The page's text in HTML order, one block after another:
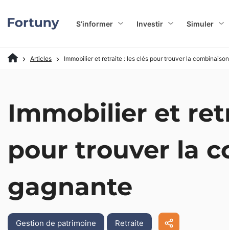
S’informer Investir Simuler
Articles Immobilier et retraite : les clés pour trouver la
Immobilier et
pour trouver la
gagnante
Gestion de patrimoine Retraite